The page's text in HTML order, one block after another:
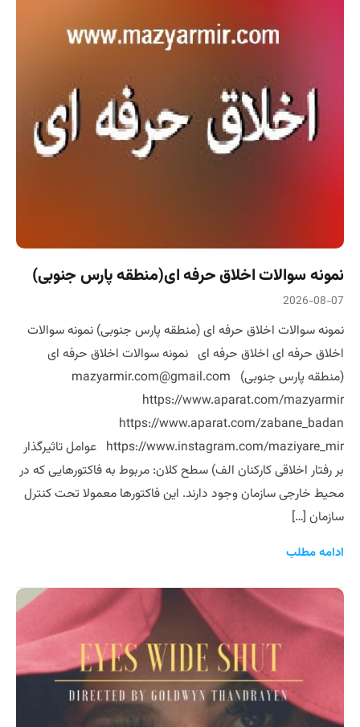
نمونه سوالات اخلاق حرفه ای(منطقه پارس جنوبی)
2026-08-07
نمونه سوالات اخلاق حرفه ای (منطقه پارس جنوبی) نمونه سوالات
اخلاق حرفه ای اخلاق حرفه ای نمونه سوالات اخلاق حرفه ای
(منطقه پارس جنوبی) mazyarmir.com@gmail.com
https://www.aparat.com/mazyarmir
https://www.aparat.com/zabane_badan
https://www.instagram.com/maziyare_mir عوامل تاثیرگذار
بر رفتار اخلاقی کارکنان الف) سطح کلان: مربوط به فاکتورهایی که در
محیط خارجی سازمان وجود دارند. این فاکتورها معمولا تحت کنترل
سازمان […]
ادامه مطلب